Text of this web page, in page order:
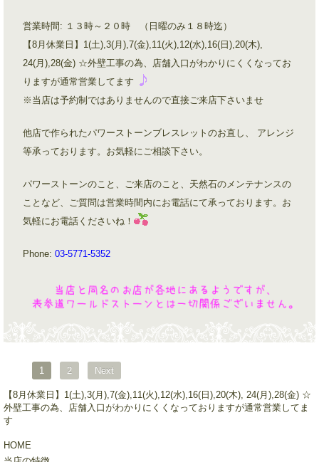
営業時間: １３時～２０時 （日曜のみ１８時迄）
【8月休業日】1(土),3(月),7(金),11(火),12(水),16(日),20(木),
24(月),28(金) ☆外壁工事の為、店舗入口がわかりにくくなってお
りますが通常営業してます
※当店は予約制ではありませんので直接ご来店下さいませ
他店で作られたパワーストーンブレスレットのお直し、 アレンジ
等承っております。お気軽にご相談下さい。
パワーストーンのこと、ご来店のこと、天然石のメンテナンスの
ことなど、ご質問は営業時間内にお電話にて承っております。お
気軽にお電話くださいね！
Phone: 03-5771-5352
1 2 Next
【8月休業日】1(土),3(月),7(金),11(火),12(水),16(日),20(木), 24(月),28(金) ☆
外壁工事の為、店舗入口がわかりにくくなっておりますが通常営業してま
す
HOME